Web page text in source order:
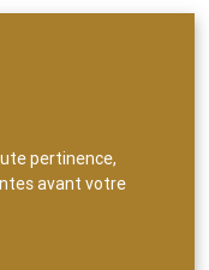
pertinence,
avant votre